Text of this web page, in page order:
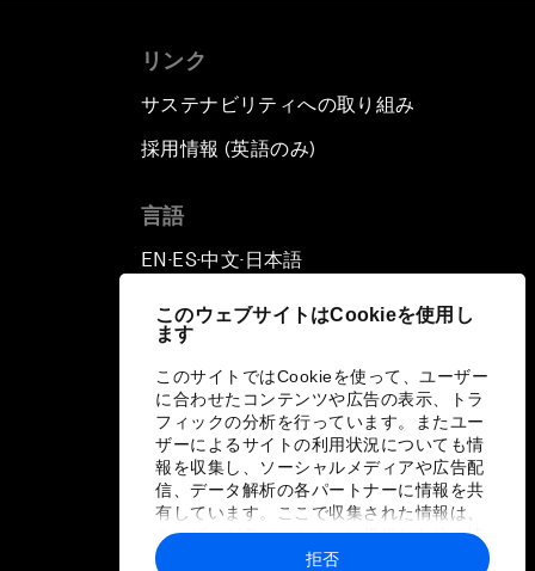
このウェブサイトはCookieを使用し
ます
このサイトではCookieを使って、ユーザー
に合わせたコンテンツや広告の表示、トラ
フィックの分析を行っています。またユー
ザーによるサイトの利用状況についても情
報を収集し、ソーシャルメディアや広告配
信、データ解析の各パートナーに情報を共
有しています。ここで収集された情報は、
ユーザーが各パートナーに提供した他の情
報や各パートナーのサービスを使用した際
拒否
リンク
サステナビリティへの取り組み
採用情報 (英語のみ)
言語
EN ▪ ES▪中文▪ 日本語